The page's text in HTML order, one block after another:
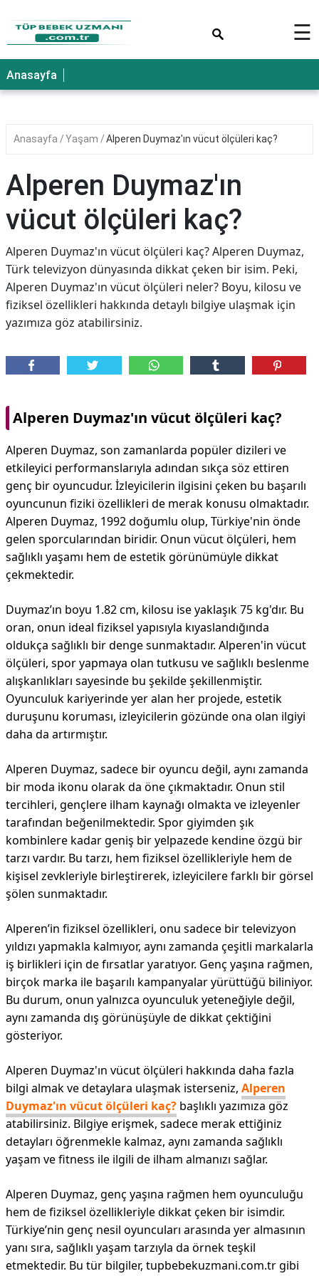
☰
Anasayfa
Anasayfa Yaşam Alperen Duymaz'ın vücut ölçüleri kaç?
Alperen Duymaz'ın
vücut ölçüleri kaç?
Alperen Duymaz'ın vücut ölçüleri kaç? Alperen Duymaz,
Türk televizyon dünyasında dikkat çeken bir isim. Peki,
Alperen Duymaz'ın vücut ölçüleri neler? Boyu, kilosu ve
fiziksel özellikleri hakkında detaylı bilgiye ulaşmak için
yazımıza göz atabilirsiniz.
Alperen Duymaz'ın vücut ölçüleri kaç?
Alperen Duymaz, son zamanlarda popüler dizileri ve
etkileyici performanslarıyla adından sıkça söz ettiren
genç bir oyuncudur. İzleyicilerin ilgisini çeken bu başarılı
oyuncunun fiziki özellikleri de merak konusu olmaktadır.
Alperen Duymaz, 1992 doğumlu olup, Türkiye'nin önde
gelen sporcularından biridir. Onun vücut ölçüleri, hem
sağlıklı yaşamı hem de estetik görünümüyle dikkat
çekmektedir.
Duymaz’ın boyu 1.82 cm, kilosu ise yaklaşık 75 kg'dır. Bu
oran, onun ideal fiziksel yapısıyla kıyaslandığında
oldukça sağlıklı bir denge sunmaktadır. Alperen'in vücut
ölçüleri, spor yapmaya olan tutkusu ve sağlıklı beslenme
alışkanlıkları sayesinde bu şekilde şekillenmiştir.
Oyunculuk kariyerinde yer alan her projede, estetik
duruşunu koruması, izleyicilerin gözünde ona olan ilgiyi
daha da artırmıştır.
Alperen Duymaz, sadece bir oyuncu değil, aynı zamanda
bir moda ikonu olarak da öne çıkmaktadır. Onun stil
tercihleri, gençlere ilham kaynağı olmakta ve izleyenler
tarafından beğenilmektedir. Spor giyimden şık
kombinlere kadar geniş bir yelpazede kendine özgü bir
tarzı vardır. Bu tarzı, hem fiziksel özellikleriyle hem de
kişisel zevkleriyle birleştirerek, izleyicilere farklı bir görsel
şölen sunmaktadır.
Alperen’in fiziksel özellikleri, onu sadece bir televizyon
yıldızı yapmakla kalmıyor, aynı zamanda çeşitli markalarla
iş birlikleri için de fırsatlar yaratıyor. Genç yaşına rağmen,
birçok marka ile başarılı kampanyalar yürüttüğü biliniyor.
Bu durum, onun yalnızca oyunculuk yeteneğiyle değil,
aynı zamanda dış görünüşüyle de dikkat çektiğini
gösteriyor.
Alperen Duymaz'ın vücut ölçüleri hakkında daha fazla
bilgi almak ve detaylara ulaşmak isterseniz, Alperen
Duymaz'ın vücut ölçüleri kaç? başlıklı yazımıza göz
atabilirsiniz. Bilgiye erişmek, sadece merak ettiğiniz
detayları öğrenmekle kalmaz, aynı zamanda sağlıklı
yaşam ve fitness ile ilgili de ilham almanızı sağlar.
Alperen Duymaz, genç yaşına rağmen hem oyunculuğu
hem de fiziksel özellikleriyle dikkat çeken bir isimdir.
Türkiye’nin genç nesil oyuncuları arasında yer almasının
yanı sıra, sağlıklı yaşam tarzıyla da örnek teşkil
etmektedir. Bu tür bilgiler, tupbebekuzmani.com.tr gibi